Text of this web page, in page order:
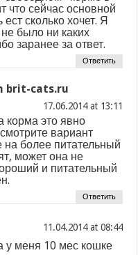
что сейчас основной
ест сколько хочет. Я
было ни каких
заранее за ответ.
Ответить
brit-cats.ru
at
корма это явно
вариант
на более питательный
может она не
и питательный
Ответить
at
у меня 10 мес кошке